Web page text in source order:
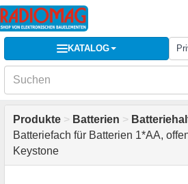
KATALOG
Produkte > Batterien >
Batteriefach für Batterien 1*AA,
Keystone